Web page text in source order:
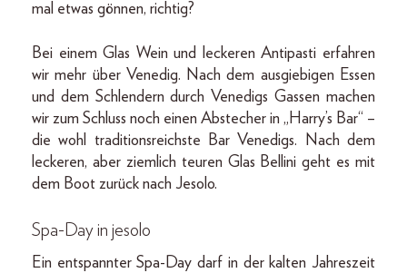
mal etwas gönnen, richtig?
Bei einem Glas Wein und leckeren Antipasti erfahren
wir mehr über Venedig. Nach dem ausgiebigen Essen
und dem Schlendern durch Venedigs Gassen machen
wir zum Schluss noch einen Abstecher in „Harry’s Bar“ –
die wohl traditionsreichste Bar Venedigs. Nach dem
leckeren, aber ziemlich teuren Glas Bellini geht es mit
dem Boot zurück nach Jesolo.
Spa-Day in jesolo
Ein entspannter Spa-Day darf in der kalten Jahreszeit